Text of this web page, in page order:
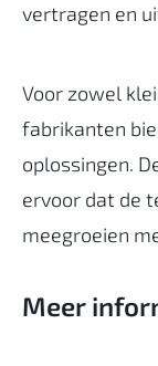
vertragen en
Voor zowel
fabrikanten
oplossingen.
ervoor dat de
meegroeien
Meer